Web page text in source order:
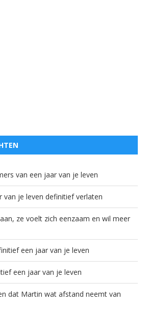
van een jaar van je leven
van je leven definitief verlaten
ze voelt zich eenzaam en wil meer
een jaar van je leven
een jaar van je leven
dat Martin wat afstand neemt van